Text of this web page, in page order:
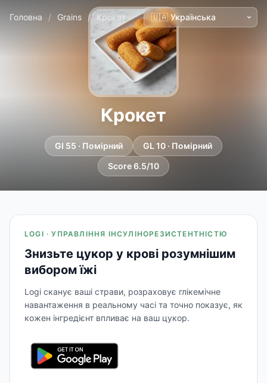
Головна / Grains / Крокет
Крокет
GI 55 · Помірний
GL 10 · Помірний
Score 6.5/10
LOGI · УПРАВЛІННЯ ІНСУЛІНОРЕЗИСТЕНТНІСТЮ
Знизьте цукор у крові розумнішим
вибором їжі
Logi сканує ваші страви, розраховує глікемічне
навантаження в реальному часі та точно показує, як
кожен інгредієнт впливає на ваш цукор.